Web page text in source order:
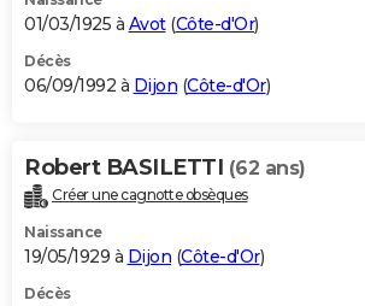
01/03/1925 à Avot(Côte-d'Or)
Décès
06/09/1992 à Dijon (Côte-d'Or)
Robert BASILETTI (62 ans)
Créer une cagnotte obsèques
Naissance
19/05/1929 à Dijon (Côte-d'Or)
Décès